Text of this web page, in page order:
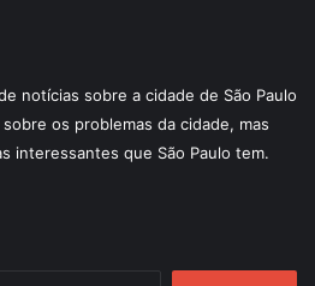
notícias sobre a cidade de São Paulo
os problemas da cidade, mas
interessantes que São Paulo tem.